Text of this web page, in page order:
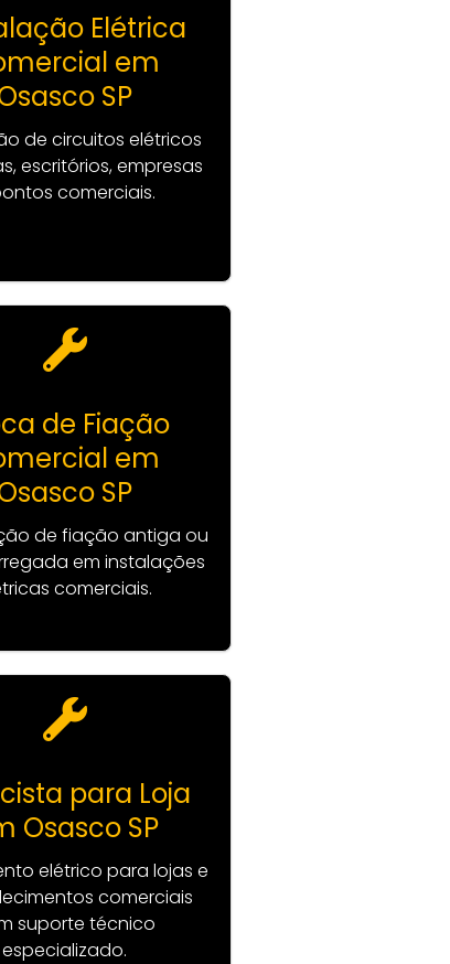
Elétrica
em
SP
de circuitos elétricos
escritórios, empresas
comerciais.
de Fiação
em
SP
de fiação antiga ou
em instalações
comerciais.
para Loja
Osasco SP
elétrico para lojas e
comerciais
suporte técnico
especializado.